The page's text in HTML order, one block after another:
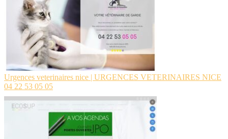
Urgences veterinai­res nice | URGENCES VETERINAIRES NICE
04 22 53 05 05